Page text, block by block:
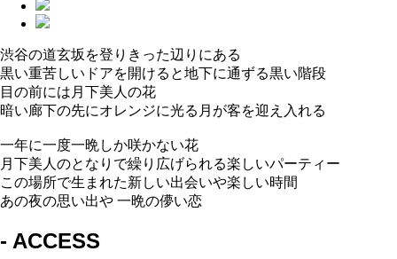
渋谷の道玄坂を登りきった辺りにある
黒い重苦しいドアを開けると地下に通ずる黒い階段
目の前には月下美人の花
暗い廊下の先にオレンジに光る月が客を迎え入れる
一年に一度一晩しか咲かない花
月下美人のとなりで繰り広げられる楽しいパーティー
この場所で生まれた新しい出会いや楽しい時間
あの夜の思い出や 一晩の儚い恋
- ACCESS